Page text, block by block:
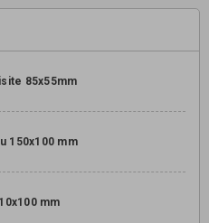
85x55mm
150x100 mm
mm